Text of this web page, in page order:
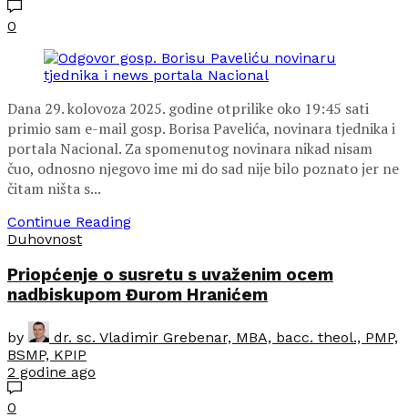
0
Dana 29. kolovoza 2025. godine otprilike oko 19:45 sati
primio sam e-mail gosp. Borisa Pavelića, novinara tjednika i
portala Nacional. Za spomenutog novinara nikad nisam
čuo, odnosno njegovo ime mi do sad nije bilo poznato jer ne
čitam ništa s...
Continue Reading
Duhovnost
Priopćenje o susretu s uvaženim ocem
nadbiskupom Đurom Hranićem
by
dr. sc. Vladimir Grebenar, MBA, bacc. theol., PMP,
BSMP, KPIP
2 godine ago
0